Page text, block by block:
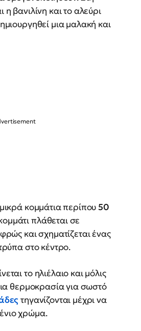
η βανιλίνη και το αλεύρι
μια μαλακή και
κομμάτια περίπου50
πλάθεται σε
και σχηματίζεται ένας
στο κέντρο.
το ηλιέλαιο και μόλις
θερμοκρασία για σωστό
τηγανίζονται μέχρι να
χρώμα.